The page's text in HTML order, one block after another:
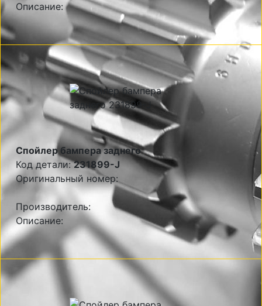
Описание:
Спойлер бампера заднего
Код детали:231899-J
Оригинальный номер:
Производитель:
Описание: